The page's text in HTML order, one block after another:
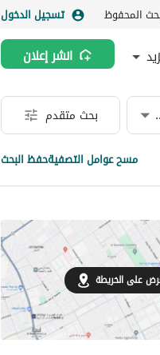
المحفوظ تسجيل الدخول
انشر إعلان
مياه بحث متقدم
مسح عوامل التصفيةحفظ البحث
على الخريطة